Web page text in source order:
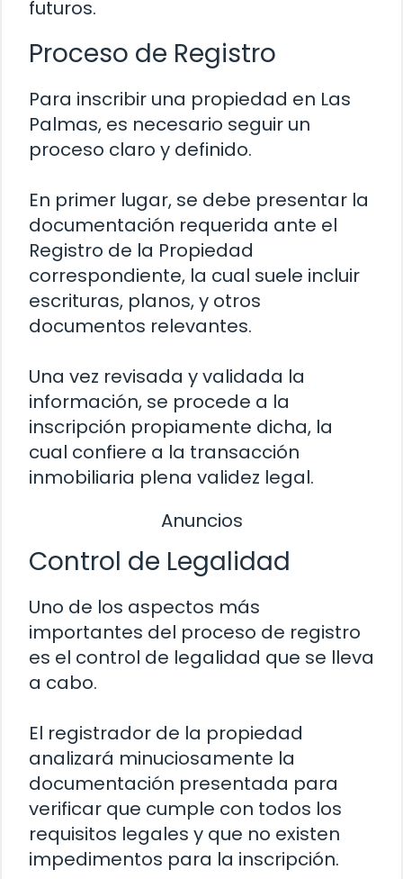
futuros.
Proceso de Registro
Para inscribir una propiedad en Las
Palmas, es necesario seguir un
proceso claro y definido.
En primer lugar, se debe presentar la
documentación requerida ante el
Registro de la Propiedad
correspondiente, la cual suele incluir
escrituras, planos, y otros
documentos relevantes.
Una vez revisada y validada la
información, se procede a la
inscripción propiamente dicha, la
cual confiere a la transacción
inmobiliaria plena validez legal.
Anuncios
Control de Legalidad
Uno de los aspectos más
importantes del proceso de registro
es el control de legalidad que se lleva
a cabo.
El registrador de la propiedad
analizará minuciosamente la
documentación presentada para
verificar que cumple con todos los
requisitos legales y que no existen
impedimentos para la inscripción.